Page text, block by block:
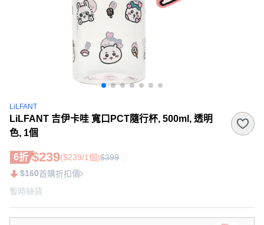
LiLFANT
LiLFANT 吉伊卡哇 寬口PCT隨行杯, 500ml, 透明
色, 1個
6折 $239($239/1個)$399
$160首購折扣價
暫時缺貨